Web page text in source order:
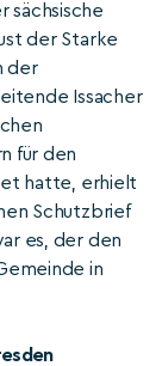
sächsische
der Starke
der
Issacher
für den
hatte, erhielt
Schutzbrief
es, der den
in